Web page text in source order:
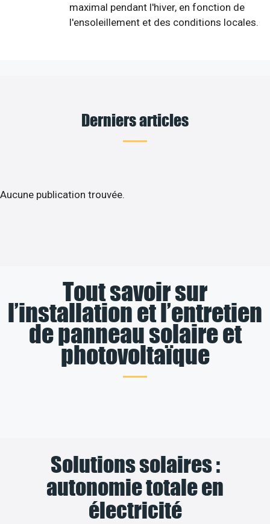
maximal pendant l'hiver, en fonction de
l'ensoleillement et des conditions locales.
Derniers articles
Aucune publication trouvée.
Tout savoir sur
l’installation et l’entretien
de panneau solaire et
photovoltaïque
Solutions solaires :
autonomie totale en
électricité